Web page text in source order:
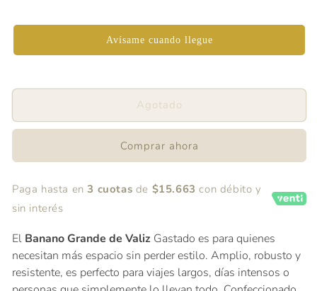
Avísame cuando llegue
Agotado
Comprar ahora
Paga hasta en3 cuotas de $15.663 con débito y
sin interés
El Banano Grande de Valiz Gastado es para quienes
necesitan más espacio sin perder estilo. Amplio, robusto y
resistente, es perfecto para viajes largos, días intensos o